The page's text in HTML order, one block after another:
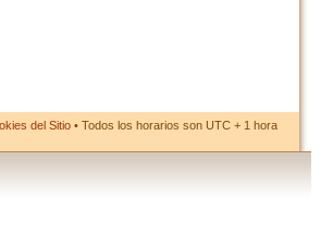
del Sitio • Todos los horarios son UTC + 1 hora